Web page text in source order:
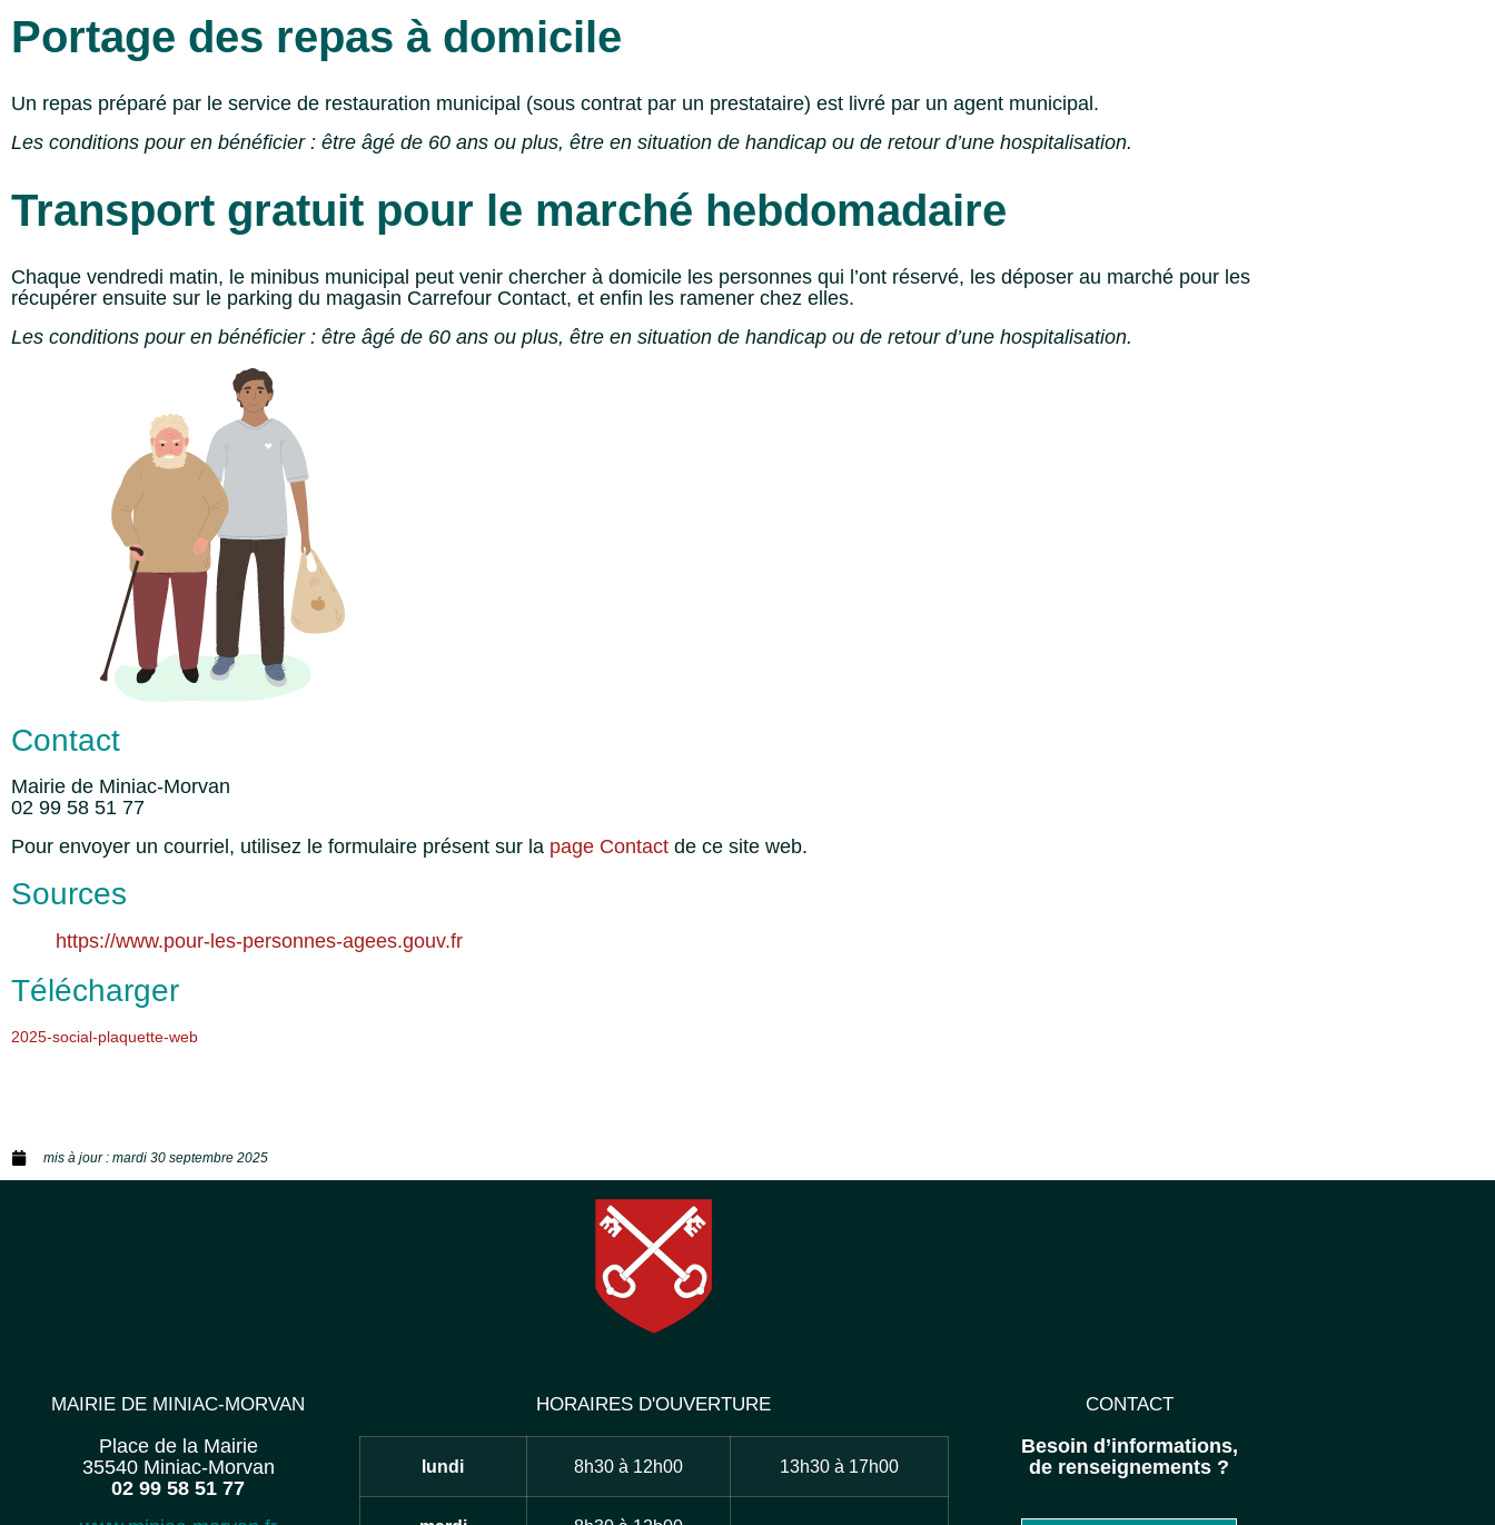
Portage des repas à domicile
Un repas préparé par le service de restauration municipal (sous contrat par un prestataire) est livré par un agent municipal.
Les conditions pour en bénéficier : être âgé de 60 ans ou plus, être en situation de handicap ou de retour d’une hospitalisation.
Transport gratuit pour le marché hebdomadaire
Chaque vendredi matin, le minibus municipal peut venir chercher à domicile les personnes qui l’ont réservé, les déposer au marché pour les
récupérer ensuite sur le parking du magasin Carrefour Contact, et enfin les ramener chez elles.
Les conditions pour en bénéficier : être âgé de 60 ans ou plus, être en situation de handicap ou de retour d’une hospitalisation.
Contact
Mairie de Miniac-Morvan
02 99 58 51 77
Pour envoyer un courriel, utilisez le formulaire présent sur la page Contact de ce site web.
Sources
https://www.pour-les-personnes-agees.gouv.fr
Télécharger
2025-social-plaquette-web
mis à jour : mardi 30 septembre 2025
MAIRIE DE MINIAC-MORVAN
Place de la Mairie
35540 Miniac-Morvan
02 99 58 51 77
HORAIRES D'OUVERTURE
lundi 8h30 à 12h00 13h30 à 17h00
CONTACT
Besoin d’informations,
de renseignements ?